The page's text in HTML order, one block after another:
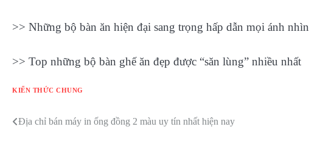
>> Những bộ bàn ăn hiện đại sang trọng hấp dẫn mọi ánh nhìn
>> Top những bộ bàn ghế ăn đẹp được “săn lùng” nhiều nhất
KIẾN THỨC CHUNG
Điều
Địa chỉ bán máy in ống đồng 2 màu uy tín nhất hiện nay